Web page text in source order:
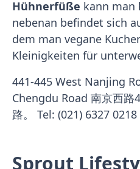
Hühnerfüße kann man
nebenan befindet sich
dem man vegane
Kleinigkeiten für
441-445 West Nanjing
Chengdu Road 南京西路
路。 Tel: (021) 6327 0218
Sprout